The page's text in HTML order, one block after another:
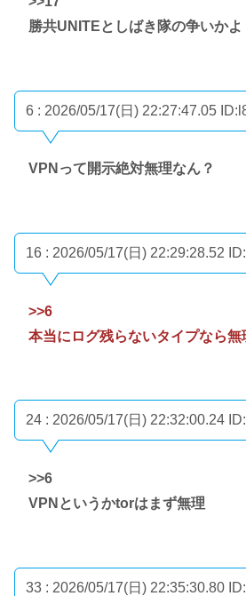
勝共UNITEとしばき隊の争いかよ
6 : 2026/05/17(日) 22:27:47.05
VPNって開示絶対無理なん？
16 : 2026/05/17(日) 22:29:28.52
>>6
本当にログ残らないタイプなら無
24 : 2026/05/17(日) 22:32:00.24
>>6
VPNというかtorはまず無理
33 : 2026/05/17(日) 22:35:30.80